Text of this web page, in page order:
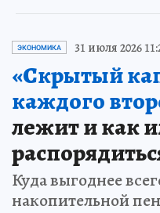
ЭКОНОМИКА 31 июля 2026
«Скрытый
каждого
лежит и как
Куда выгоднее
накопительной